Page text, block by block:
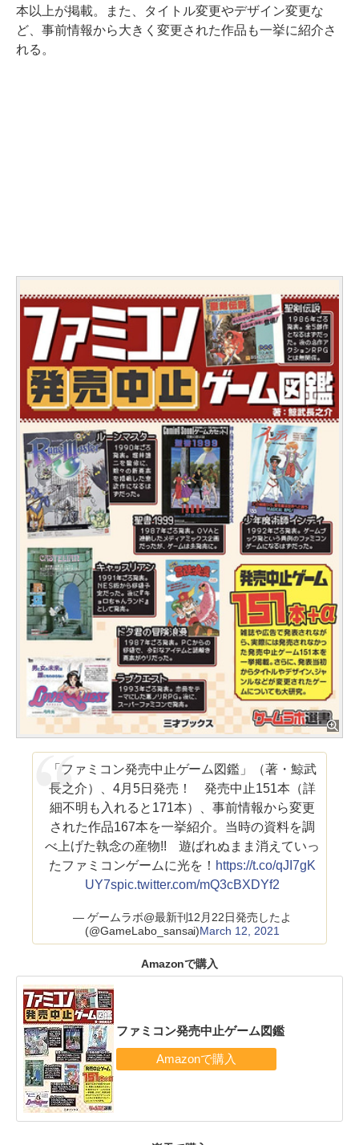
本以上が掲載。また、タイトル変更やデザイン変更な
ど、事前情報から大きく変更された作品も一挙に紹介さ
れる。
「ファミコン発売中止ゲーム図鑑」（著・鯨武
長之介）、4月5日発売！ 発売中止151本（詳
細不明も入れると171本）、事前情報から変更
された作品167本を一挙紹介。当時の資料を調
べ上げた執念の産物!! 遊ばれぬまま消えていっ
たファミコンゲームに光を！ https://t.co/qJI7gK
UY7spic.twitter.com/mQ3cBXDYf2
— ゲームラボ@最新刊12月22日発売したよ
(@GameLabo_sansai)March 12, 2021
Amazonで購入
ファミコン発売中止ゲーム図鑑